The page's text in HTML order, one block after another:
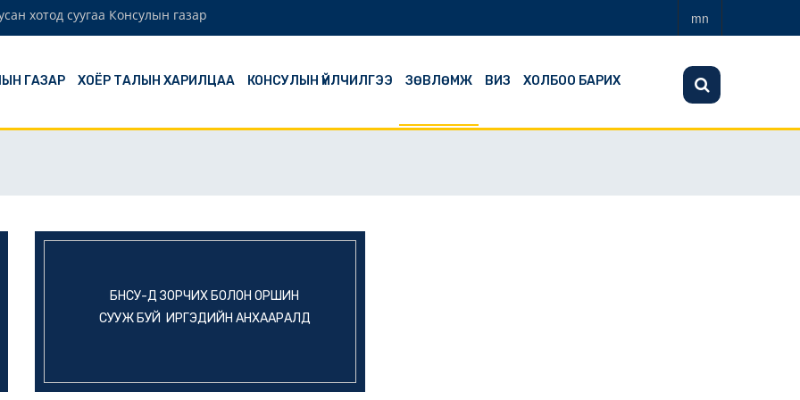
хотод суугаа Консулын газар mn
ГАЗАР ХОЁР ТАЛЫН ХАРИЛЦАА КОНСУЛЫН ҮЙЛЧИЛГЭЭ ЗӨВЛӨМЖ ВИЗ ХОЛБОО БАРИХ
БНСУ-Д ЗОРЧИХ БОЛОН ОРШИН
СУУЖ БУЙ ИРГЭДИЙН АНХААРАЛД